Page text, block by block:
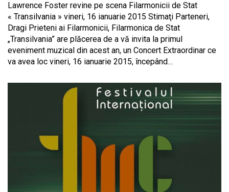
Lawrence Foster revine pe scena Filarmonicii de Stat
« Transilvania » vineri, 16 ianuarie 2015 Stimaţi Parteneri,
Dragi Prieteni ai Filarmonicii, Filarmonica de Stat
„Transilvania” are plăcerea de a vă invita la primul
eveniment muzical din acest an, un Concert Extraordinar ce
va avea loc vineri, 16 ianuarie 2015, începând…